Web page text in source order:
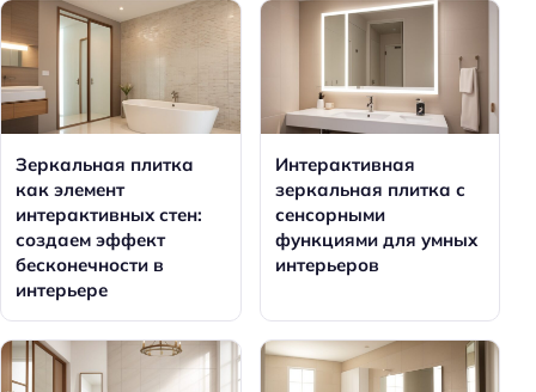
Зеркальная плитка
как элемент
интерактивных стен:
создаем эффект
бесконечности в
интерьере
Интерактивная
зеркальная плитка с
сенсорными
функциями для умных
интерьеров